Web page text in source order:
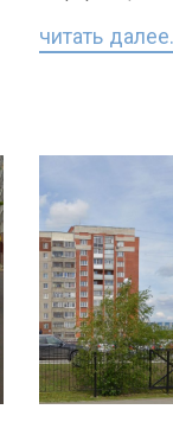
читать